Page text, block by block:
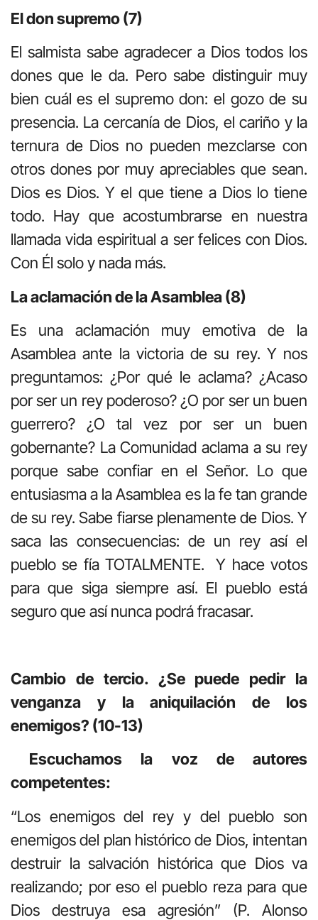
El don supremo (7)
El salmista sabe agradecer a Dios todos los
dones que le da. Pero sabe distinguir muy
bien cuál es el supremo don: el gozo de su
presencia. La cercanía de Dios, el cariño y la
ternura de Dios no pueden mezclarse con
otros dones por muy apreciables que sean.
Dios es Dios. Y el que tiene a Dios lo tiene
todo. Hay que acostumbrarse en nuestra
llamada vida espiritual a ser felices con Dios.
Con Él solo y nada más.
La aclamación de la Asamblea (8)
Es una aclamación muy emotiva de la
Asamblea ante la victoria de su rey. Y nos
preguntamos: ¿Por qué le aclama? ¿Acaso
por ser un rey poderoso? ¿O por ser un buen
guerrero? ¿O tal vez por ser un buen
gobernante? La Comunidad aclama a su rey
porque sabe confiar en el Señor. Lo que
entusiasma a la Asamblea es la fe tan grande
de su rey. Sabe fiarse plenamente de Dios. Y
saca las consecuencias: de un rey así el
pueblo se fía TOTALMENTE. Y hace votos
para que siga siempre así. El pueblo está
seguro que así nunca podrá fracasar.
Cambio de tercio. ¿Se puede pedir la
venganza y la aniquilación de los
enemigos? (10-13)
Escuchamos la voz de autores
competentes:
“Los enemigos del rey y del pueblo son
enemigos del plan histórico de Dios, intentan
destruir la salvación histórica que Dios va
realizando; por eso el pueblo reza para que
Dios destruya esa agresión” (P. Alonso